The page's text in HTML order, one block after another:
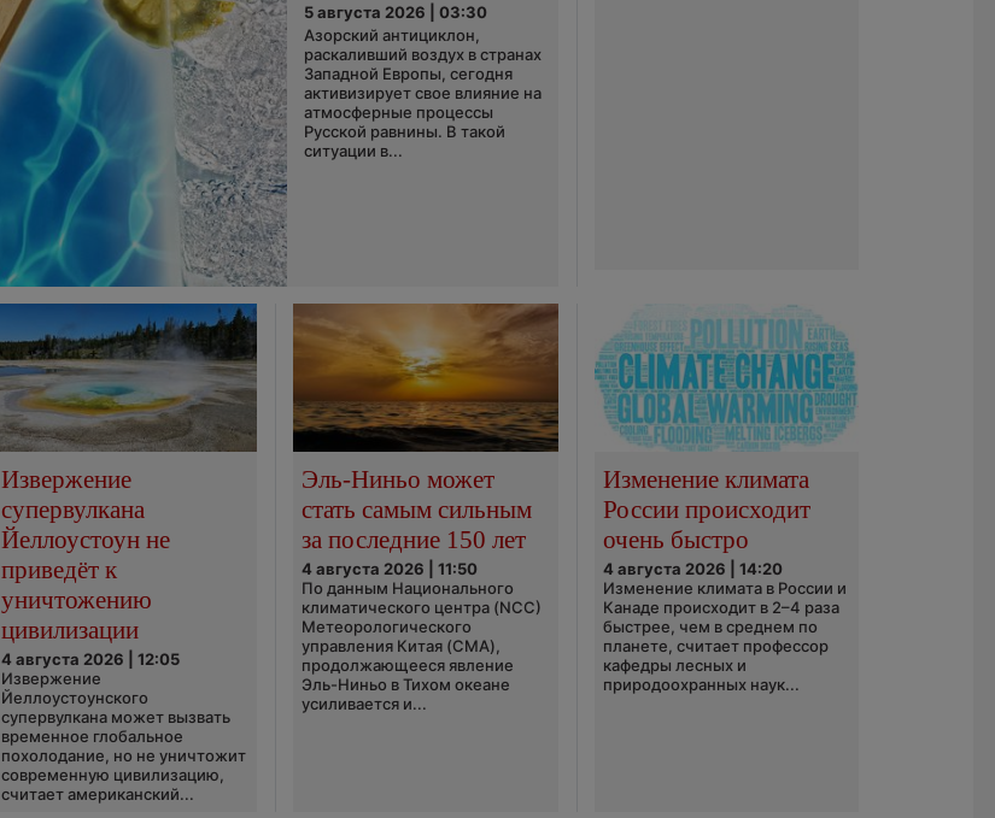
5 августа 2026 | 03:30
Азорский антициклон,
раскаливший воздух в странах
Западной Европы, сегодня
активизирует свое влияние на
атмосферные процессы
Русской равнины. В такой
ситуации в...
Извержение
супервулкана
Йеллоустоун не
приведёт к
уничтожению
цивилизации
4 августа 2026 | 12:05
Извержение
Йеллоустоунского
супервулкана может вызвать
временное глобальное
похолодание, но не уничтожит
современную цивилизацию,
считает американский...
Эль-Ниньо может
стать самым сильным
за последние 150 лет
4 августа 2026 | 11:50
По данным Национального
климатического центра (NCC)
Метеорологического
управления Китая (CMA),
продолжающееся явление
Эль-Ниньо в Тихом океане
усиливается и...
Изменение климата
России происходит
очень быстро
4 августа 2026 | 14:20
Изменение климата в России и
Канаде происходит в 2–4 раза
быстрее, чем в среднем по
планете, считает профессор
кафедры лесных и
природоохранных наук...